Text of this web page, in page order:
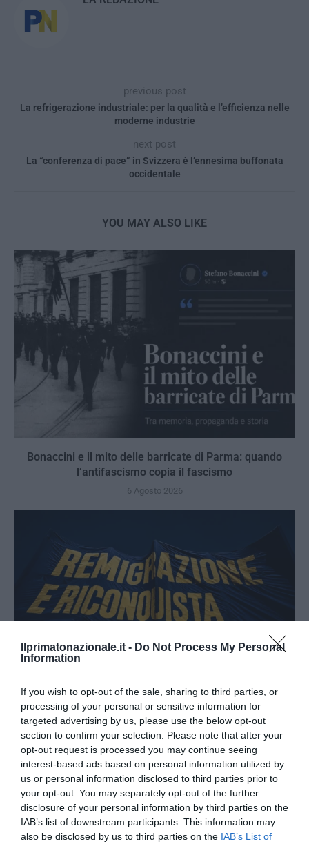
Ilprimatonazionale.it - Do Not Process My Personal
Information
If you wish to opt-out of the sale, sharing to third parties, or
processing of your personal or sensitive information for
targeted advertising by us, please use the below opt-out
section to confirm your selection. Please note that after your
opt-out request is processed you may continue seeing
interest-based ads based on personal information utilized by
us or personal information disclosed to third parties prior to
your opt-out. You may separately opt-out of the further
disclosure of your personal information by third parties on the
IAB’s list of downstream participants. This information may
also be disclosed by us to third parties on the IAB’s List of
previous post
La refrigerazione industriale: per la qualità e l’efficienza nelle
moderne industrie
next post
La “conferenza di pace” in Svizzera è l’ennesima buffonata
occidentale
YOU MAY ALSO LIKE
Bonaccini e il mito delle barricate di Parma: quando
l’antifascismo copia il fascismo
6 Agosto 2026
Remigrazione, il Copasir riconosce all’antifascismo il
veto del disordine
6 Agosto 2026